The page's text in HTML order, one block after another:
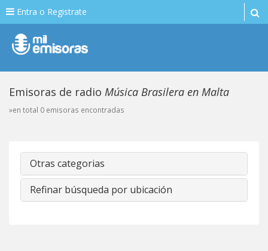
Entra o Registrate
Emisoras de radio Música Brasilera en Malta
»en total 0 emisoras encontradas
Otras categorias
Refinar búsqueda por ubicación